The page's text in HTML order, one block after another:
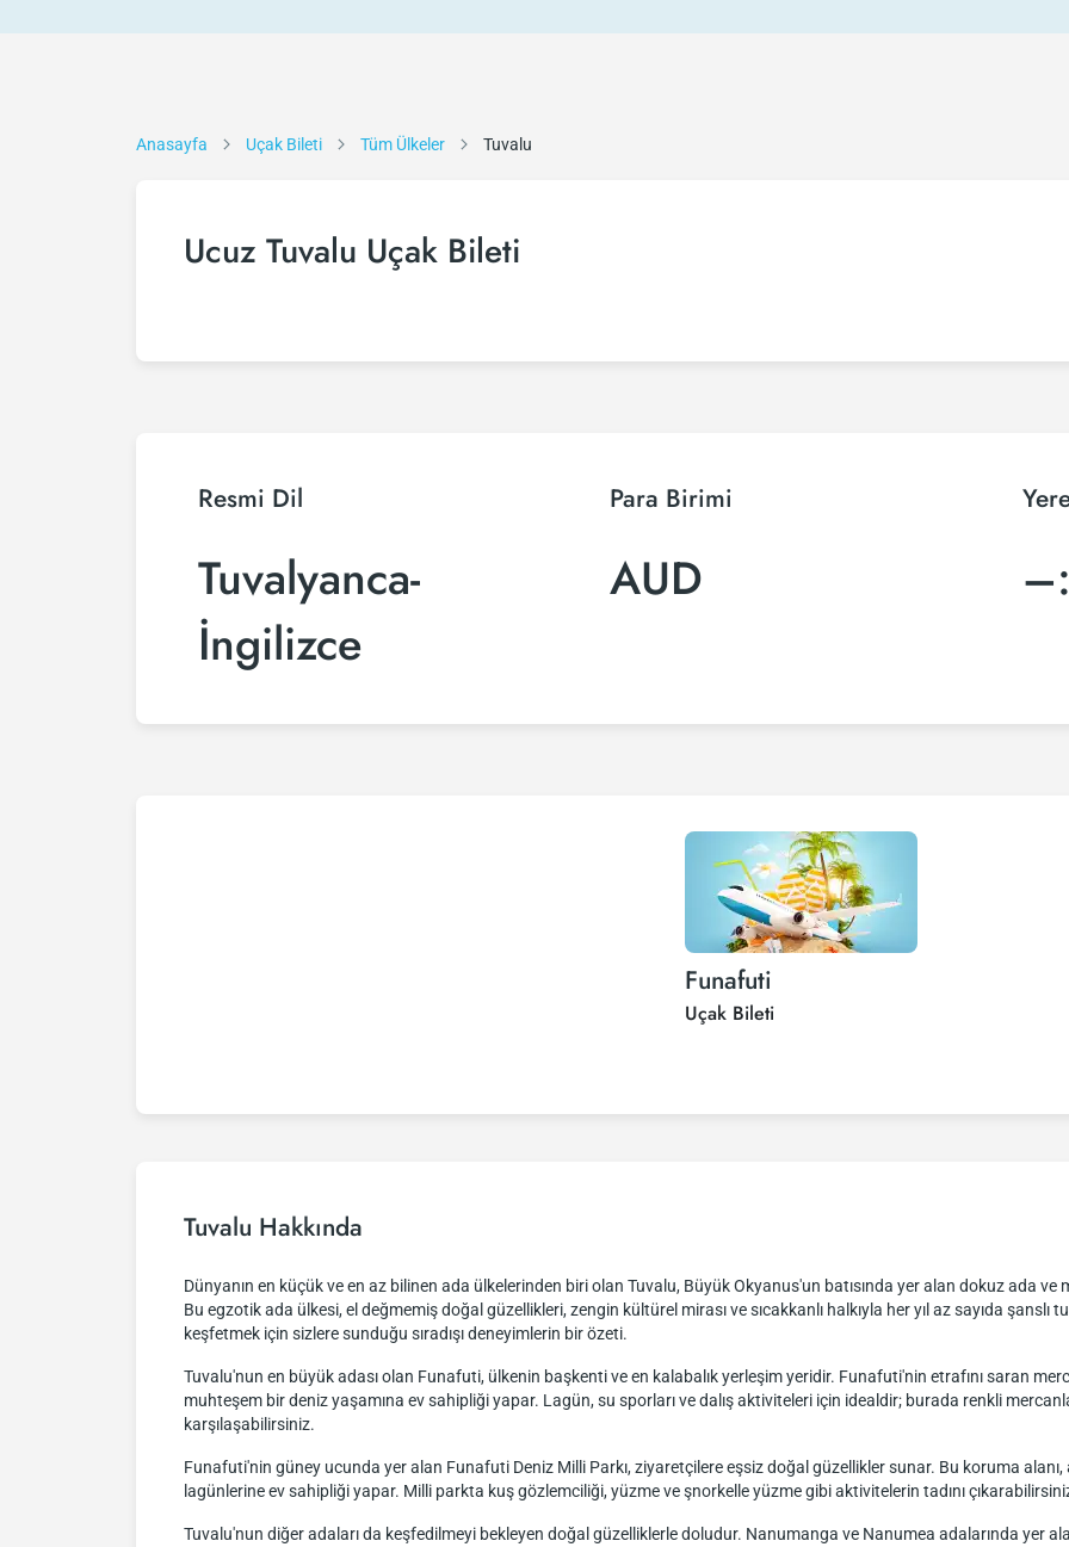
Anasayfa Uçak Bileti Tüm Ülkeler Tuvalu
Ucuz Tuvalu Uçak Bileti
Resmi Dil
Tuvalyanca-
İngilizce
Para Birimi
AUD
Funafuti
Uçak Bileti
Tuvalu Hakkında
Dünyanın en küçük ve en az bilinen ada ülkelerinden biri olan Tuvalu, Büyük Okyanus'un batısında yer alan dokuz ada
Bu egzotik ada ülkesi, el değmemiş doğal güzellikleri, zengin kültürel mirası ve sıcakkanlı halkıyla her yıl az sayıda
keşfetmek için sizlere sunduğu sıradışı deneyimlerin bir özeti.
Tuvalu'nun en büyük adası olan Funafuti, ülkenin başkenti ve en kalabalık yerleşim yeridir. Funafuti'nin etrafını saran
muhteşem bir deniz yaşamına ev sahipliği yapar. Lagün, su sporları ve dalış aktiviteleri için idealdir; burada renkli
karşılaşabilirsiniz.
Funafuti'nin güney ucunda yer alan Funafuti Deniz Milli Parkı, ziyaretçilere eşsiz doğal güzellikler sunar. Bu koruma alanı,
lagünlerine ev sahipliği yapar. Milli parkta kuş gözlemciliği, yüzme ve şnorkelle yüzme gibi aktivitelerin tadını
Tuvalu'nun diğer adaları da keşfedilmeyi bekleyen doğal güzelliklerle doludur. Nanumanga ve Nanumea adalarında yer